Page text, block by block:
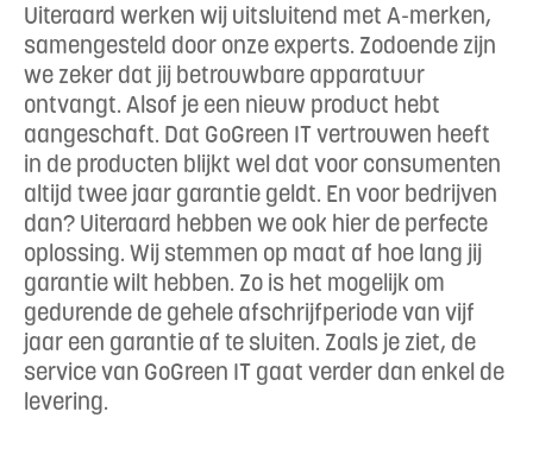
Uiteraard werken wij uitsluitend met A-merken,
samengesteld door onze experts. Zodoende zijn
we zeker dat jij betrouwbare apparatuur
ontvangt. Alsof je een nieuw product hebt
aangeschaft. Dat GoGreen IT vertrouwen heeft
in de producten blijkt wel dat voor consumenten
altijd twee jaar garantie geldt. En voor bedrijven
dan? Uiteraard hebben we ook hier de perfecte
oplossing. Wij stemmen op maat af hoe lang jij
garantie wilt hebben. Zo is het mogelijk om
gedurende de gehele afschrijfperiode van vijf
jaar een garantie af te sluiten. Zoals je ziet, de
service van GoGreen IT gaat verder dan enkel de
levering.